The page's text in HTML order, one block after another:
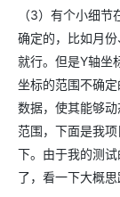
（3）有个小细
确定的，比如月
就行。但是Y轴坐
坐标的范围不确
数据，使其能够
范围，下面是我
下。由于我的测
了，看一下大概思